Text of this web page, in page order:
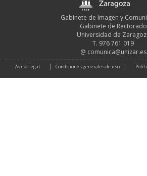
Gabinete de Imagen y
Gabinete de Rectorado
Universidad de
T. 976 761 019
@ comunica@unizar.es
Aviso Legal Condiciones generales de uso